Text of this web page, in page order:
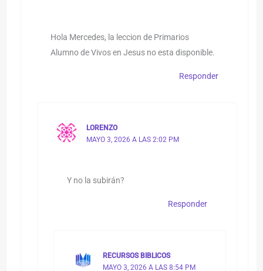
Hola Mercedes, la leccion de Primarios
Alumno de Vivos en Jesus no esta disponible.
Responder
LORENZO
MAYO 3, 2026 A LAS 2:02 PM
Y no la subirán?
Responder
RECURSOS BIBLICOS
MAYO 3, 2026 A LAS 8:54 PM